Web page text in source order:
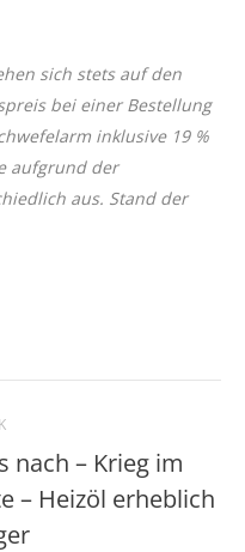
sich stets auf den
bei einer Bestellung
inklusive 19 %
aufgrund der
aus. Stand der
nach – Krieg im
– Heizöl erheblich